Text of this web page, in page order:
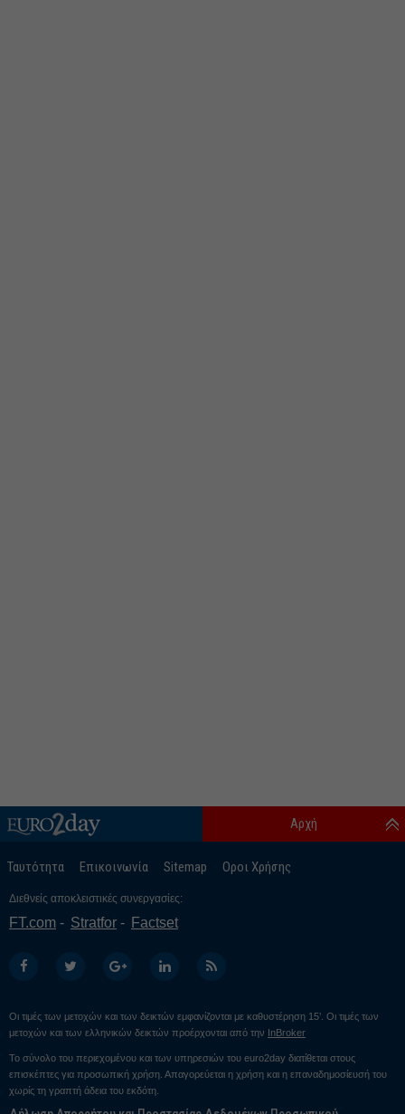
Ταυτότητα Επικοινωνία Sitemap Οροι Χρήσης
Αρχή
Διεθνείς αποκλειστικές συνεργασίες:
FT.com Stratfor Factset
Οι τιμές των μετοχών και των δεικτών εμφανίζονται με καθυστέρηση 15’. Οι τιμές των
μετοχών και των ελληνικών δεικτών προέρχονται από την InBroker
Το σύνολο του περιεχομένου και των υπηρεσιών του euro2day διατίθεται στους
επισκέπτες για προσωπική χρήση. Απαγορεύεται η χρήση και η επαναδημοσίευσή του
χωρίς τη γραπτή άδεια του εκδότη.